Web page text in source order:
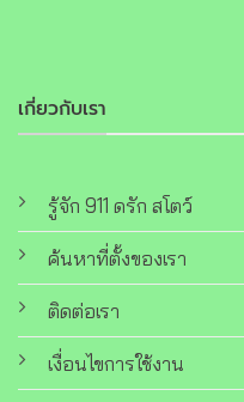
เกี่ยวกับเรา
รู้จัก 911 ดรัก สโตว์
ค้นหาที่ตั้งของเรา
ติดต่อเรา
เงื่อนไขการใช้งาน